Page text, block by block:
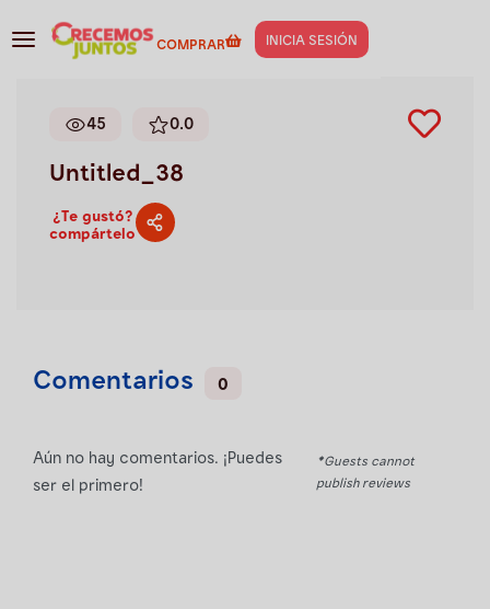
COMPRAR INICIA SESIÓN
Gestión de negocios>Untitled_38
45 0.0
Untitled_38
¿Te gustó?
compártelo
Comentarios 0
Aún no hay comentarios. ¡Puedes
ser el primero!
*Guests cannot
publish reviews